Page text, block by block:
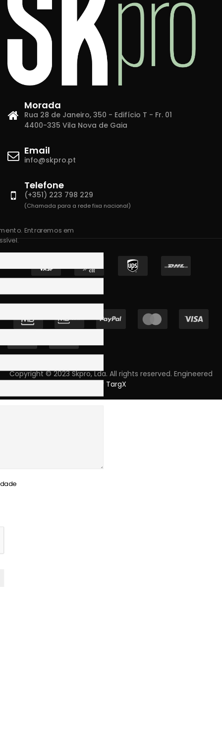
Morada
Rua 28 de Janeiro, 350 - Edifício T - Fr. 01
4400-335 Vila Nova de Gaia
Email
info@skpro.pt
Telefone
(+351) 223 798 229
(Chamada para a rede fixa nacional)
Copyright © 2023 Skpro, Lda. All rights reserved. Engineered
by TargX
Entraremos em